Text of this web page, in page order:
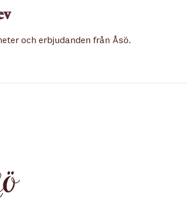
och erbjudanden från Åsö.